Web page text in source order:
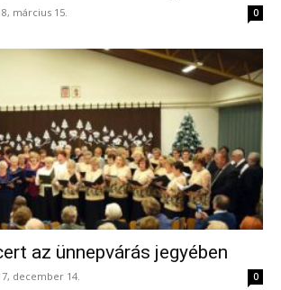
március 15. 0
az ünnepvárás jegyében
december 14. 0